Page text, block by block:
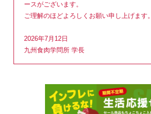
ースがございます。
ご理解のほどよろしくお願い申し上げます。
2026年7月12日
九州食肉学問所 学長